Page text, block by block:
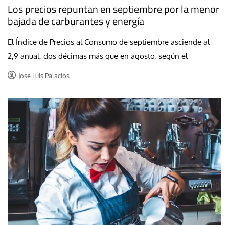
Los precios repuntan en septiembre por la menor
bajada de carburantes y energía
El Índice de Precios al Consumo de septiembre asciende al
2,9 anual, dos décimas más que en agosto, según el
Jose Luis Palacios